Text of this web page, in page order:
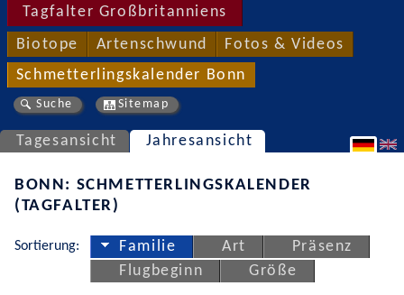
Tagfalter Großbritanniens
Biotope Artenschwund Fotos & Videos
Schmetterlingskalender Bonn
Suche Sitemap
Tagesansicht Jahresansicht
BONN: SCHMETTERLINGSKALENDER
(TAGFALTER)
Sortierung: Familie Art
Präsenz
Flugbeginn
Größe